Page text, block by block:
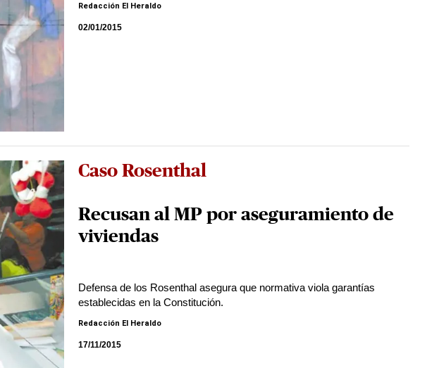
Redacción El Heraldo
02/01/2015
Caso Rosenthal
Recusan al MP por aseguramiento de
viviendas
Defensa de los Rosenthal asegura que normativa viola garantías
establecidas en la Constitución.
Redacción El Heraldo
17/11/2015